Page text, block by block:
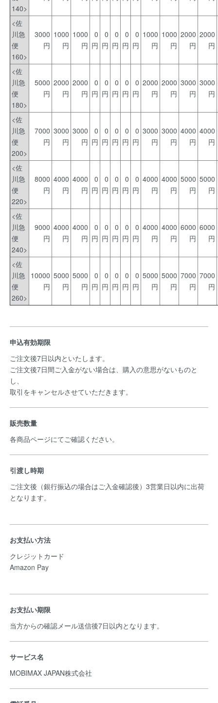
140>
<佐
川急
便
160>
3000
円
1000
円
1000
円
0
円
0
円
0
円
0
円
0
円
1000
円
1000
円
2000
円
2000
円
<佐
川急
便
180>
5000
円
2000
円
2000
円
0
円
0
円
0
円
0
円
0
円
2000
円
2000
円
3000
円
3000
円
<佐
川急
便
200>
7000
円
3000
円
3000
円
0
円
0
円
0
円
0
円
0
円
3000
円
3000
円
4000
円
4000
円
<佐
川急
便
220>
8000
円
4000
円
4000
円
0
円
0
円
0
円
0
円
0
円
4000
円
4000
円
5000
円
5000
円
<佐
川急
便
240>
9000
円
4000
円
4000
円
0
円
0
円
0
円
0
円
0
円
4000
円
4000
円
6000
円
6000
円
<佐
川急
便
260>
10000
円
5000
円
5000
円
0
円
0
円
0
円
0
円
0
円
5000
円
5000
円
7000
円
7000
円
申込有効期限
ご注文後7日以内といたします。
ご注文後7日間ご入金がない場合は、購入の意思がないものと
し、
取引をキャンセルさせていただきます。
販売数量
各商品ページにてご確認ください。
引渡し時期
ご注文後（銀行振込の場合はご入金確認後）3営業日以内に出荷
となります。
お支払い方法
クレジットカード
Amazon Pay
お支払い期限
当方からの確認メール送信後7日以内となります。
サービス名
MOBIMAX JAPAN株式会社